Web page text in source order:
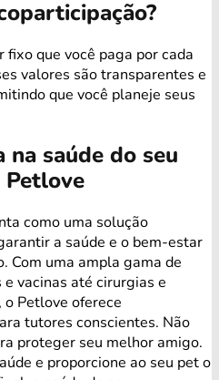
que você paga por cada
valores são transparentes e
que você planeje seus
na saúde do seu
como uma solução
a saúde e o bem-estar
Com uma ampla gama de
vacinas até cirurgias e
Petlove oferece
tutores conscientes. Não
proteger seu melhor amigo.
e proporcione ao seu pet o